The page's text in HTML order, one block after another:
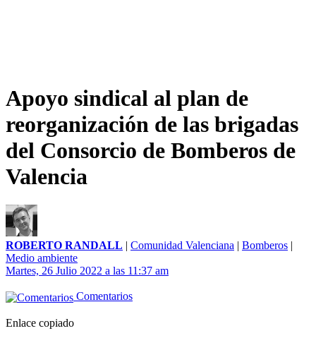
Apoyo sindical al plan de
reorganización de las brigadas
del Consorcio de Bomberos de
Valencia
ROBERTO RANDALL | Comunidad Valenciana | Bomberos |
Medio ambiente
Martes, 26 Julio 2022 a las 11:37 am
Comentarios
Enlace copiado